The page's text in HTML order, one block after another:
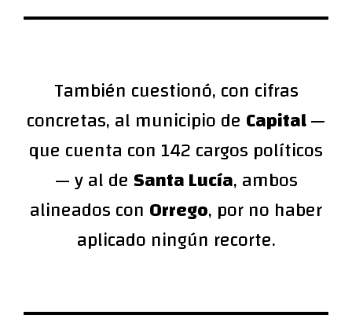
También cuestionó, con cifras
concretas, al municipio de Capital—
que cuenta con 142 cargos políticos
— y al de Santa Lucía, ambos
alineados con Orrego, por no haber
aplicado ningún recorte.